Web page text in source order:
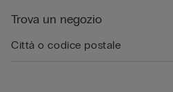
Trova un negozio